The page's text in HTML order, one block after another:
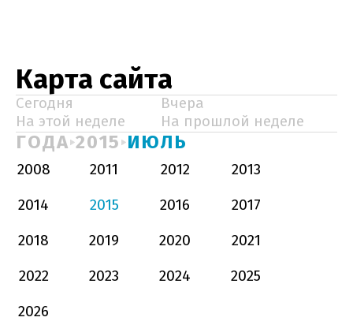
Карта сайта
Сегодня
Вчера
На этой неделе
На прошлой неделе
ГОДА 2015 ИЮЛЬ
2008 2011 2012
2013
2014
2015 2016
2017
2018
2019 2020
2021
2022
2023 2024
2025
2026